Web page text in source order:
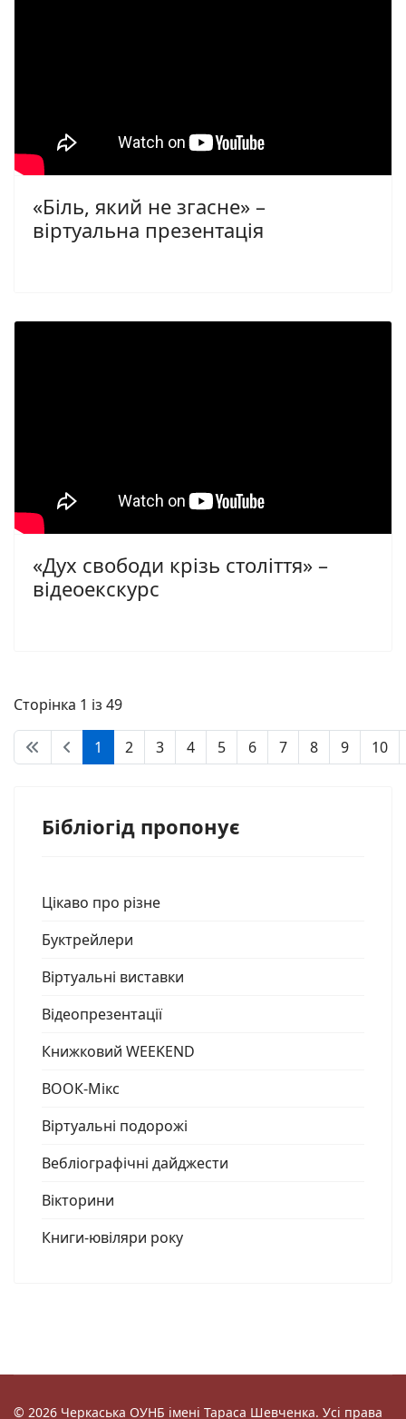
«Біль, який не згасне» –
віртуальна презентація
«Дух свободи крізь століття» –
відеоекскурс
Сторінка 1 із 49
1 2 3 4 5 6 7 8 9 10
Бібліогід пропонує
Цікаво про різне
Буктрейлери
Віртуальні виставки
Відеопрезентації
Книжковий WEEKEND
ВООК-Мікс
Віртуальні подорожі
Вебліографічні дайджести
Вікторини
Книги-ювіляри року
© 2026 Черкаська ОУНБ імені Тараса Шевченка. Усі права